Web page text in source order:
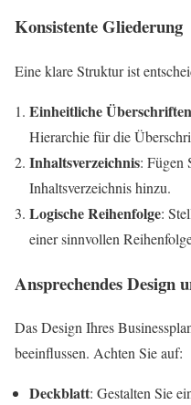
Konsistente Gliederung
Eine klare Struktur ist
Einheitliche Überschriften
Hierarchie für die
Inhaltsverzeichnis: Fügen
Inhaltsverzeichnis hinzu.
Logische Reihenfolge:
einer sinnvollen
Ansprechendes Design
Das Design Ihres
beeinflussen. Achten Sie auf:
Deckblatt: Gestalten Sie